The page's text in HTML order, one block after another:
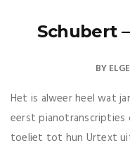
Schubert
BY
Het is alweer heel wat
eerst pianotranscripties
toeliet tot hun Urtext